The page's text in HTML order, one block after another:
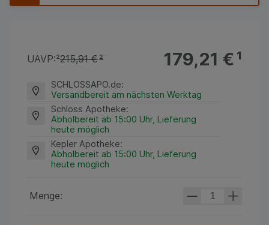
179,21 €¹
UAVP:²215,91 €²
SCHLOSSAPO.de:
Versandbereit am nächsten Werktag
Schloss Apotheke:
Abholbereit ab 15:00 Uhr, Lieferung
heute möglich
Kepler Apotheke:
Abholbereit ab 15:00 Uhr, Lieferung
heute möglich
Menge: